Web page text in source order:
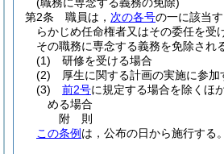
第2条
職員は， 次の各号の一に該当
らかじめ任命権者又はその委任を受
その職務に専念する義務を免除され
(1)
研修を受ける場合
(2)
厚生に関する計画の実施に参加
(3)
前2号に規定する場合を除くほ
める場合
附 則
この条例 は，公布の日から施行する。